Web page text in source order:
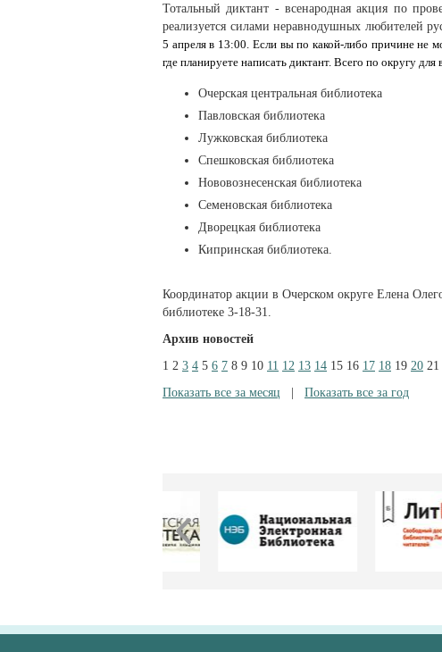
Тотальный диктант - всенародная акция по
реализуется силами неравнодушных любителей
5 апреля в 13:00. Если вы по какой-либо причине не
где планируете написать диктант. Всего по округу
Очерская центральная библиотека
Павловская библиотека
Лужковская библиотека
Спешковская библиотека
Нововознесенская библиотека
Семеновская библиотека
Дворецкая библиотека
Кипринская библиотека.
Координатор акции в Очерском округе Елена
библиотеке 3-18-31.
Архив новостей
1 2 3 4 5 6 7 8 9 10 11 12 13 14 15 16 17 18 19 20 21
Показать все за месяц
Показать все за год